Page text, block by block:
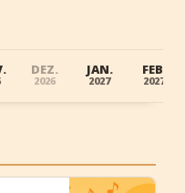
DEZ.
2026
JAN.
2027
FEB.
2027